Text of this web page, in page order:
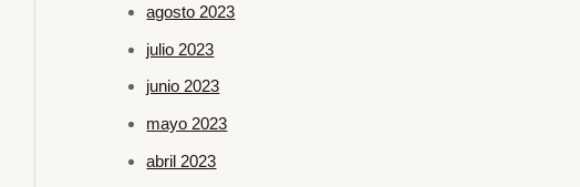
agosto 2023
julio 2023
junio 2023
mayo 2023
abril 2023